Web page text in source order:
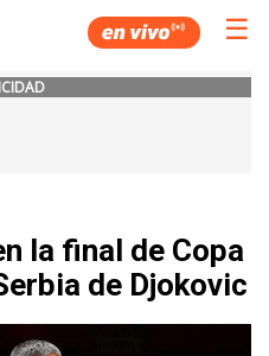
☰
la final de Copa
de Djokovic